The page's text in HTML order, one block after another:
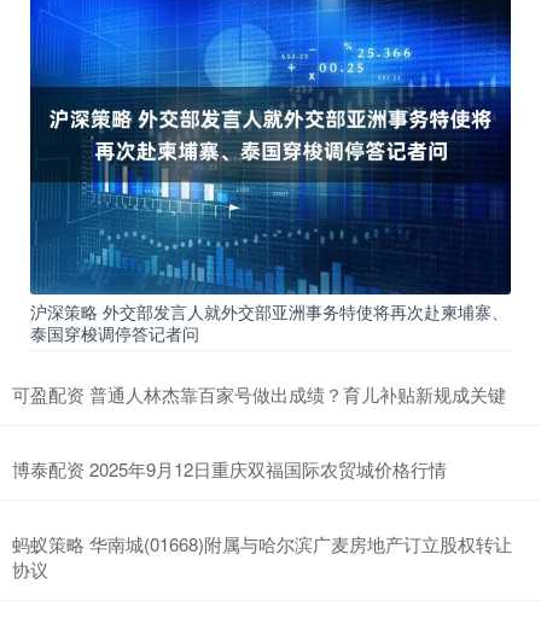
沪深策略 外交部发言人就外交部亚洲事务特使将再次赴柬埔寨、
泰国穿梭调停答记者问
可盈配资 普通人林杰靠百家号做出成绩？育儿补贴新规成关键
博泰配资 2025年9月12日重庆双福国际农贸城价格行情
蚂蚁策略 华南城(01668)附属与哈尔滨广麦房地产订立股权转让
协议